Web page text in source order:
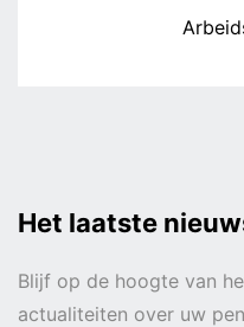
Nieuwe
Het laatste
Blijf op de hoogte van
actualiteiten over uw